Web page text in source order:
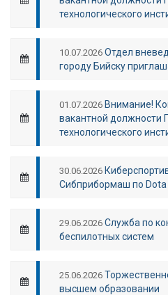
технологического
10.07.2026 Отдел
городу Бийску
01.07.2026 Внимание!
вакантной должности
технологического
30.06.2026
Сибприбормаш по Dota
29.06.2026 Служба по
беспилотных систем
25.06.2026
высшем образовании